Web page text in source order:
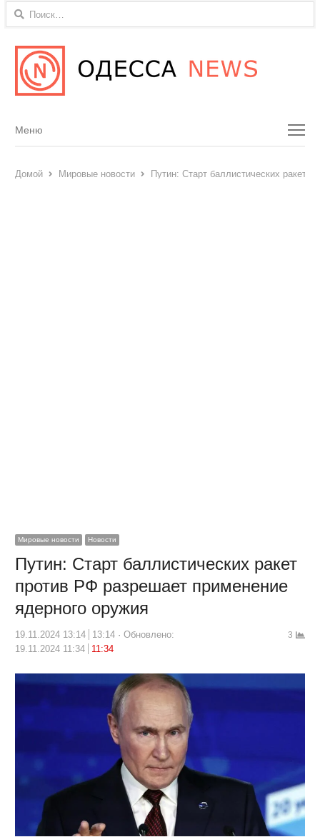
Найти:
Menu
Меню
Домой Мировые новости Путин: Старт баллистических ракет
Мировые новости Новости
Путин: Старт баллистических ракет
против РФ разрешает применение
ядерного оружия
19.11.2024 13:14 13:14
Обновлено:
19.11.2024 11:34
11:34
3